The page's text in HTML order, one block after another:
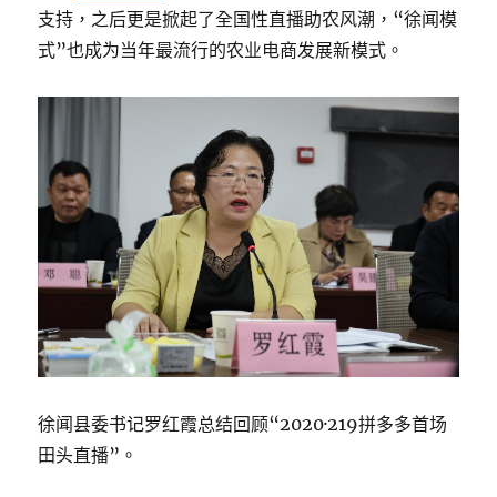
支持，之后更是掀起了全国性直播助农风潮，“徐闻模
式”也成为当年最流行的农业电商发展新模式。
徐闻县委书记罗红霞总结回顾“2020·219拼多多首场
田头直播”。